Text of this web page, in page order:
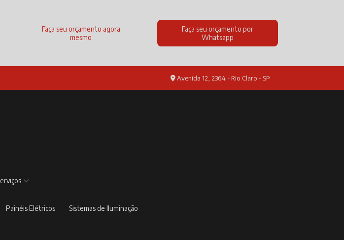
Faça seu orçamento agora
mesmo
Faça seu orçamento por
Whatsapp
Avenida 12, 2364 - Rio Claro - SP
Serviços
Painéis Elétricos Sistemas de Iluminação